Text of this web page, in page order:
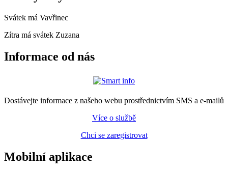
Svátek má Vavřinec
Zítra má svátek Zuzana
Informace od nás
Dostávejte informace z našeho webu prostřednictvím SMS a e-mailů
Více o službě
Chci se zaregistrovat
Mobilní aplikace